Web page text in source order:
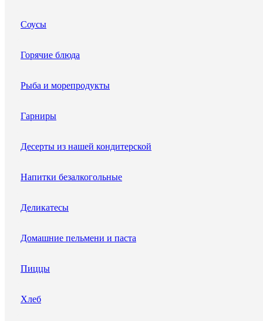
Соусы
Горячие блюда
Рыба и морепродукты
Гарниры
Десерты из нашей кондитерской
Напитки безалкогольные
Деликатесы
Домашние пельмени и паста
Пиццы
Хлеб